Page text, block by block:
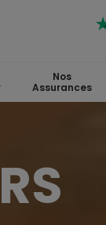
Nos
Assurances